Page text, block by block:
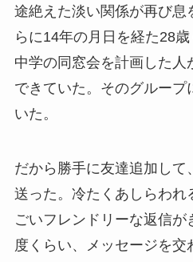
途絶えた淡い関係が再び息
らに14年の月日を経た28歳
中学の同窓会を計画した人
できていた。そのグループ
いた。
だから勝手に友達追加して
送った。冷たくあしらわれ
ごいフレンドリーな返信が
度くらい、メッセージを交